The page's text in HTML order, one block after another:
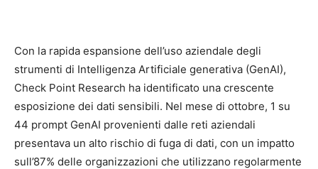
Con la rapida espansione dell’uso aziendale degli
strumenti di Intelligenza Artificiale generativa (GenAI),
Check Point Research ha identificato una crescente
esposizione dei dati sensibili. Nel mese di ottobre, 1 su
44 prompt GenAI provenienti dalle reti aziendali
presentava un alto rischio di fuga di dati, con un impatto
sull’87% delle organizzazioni che utilizzano regolarmente